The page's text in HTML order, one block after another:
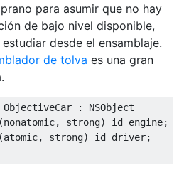
para asumir que no hay
de bajo nivel disponible,
desde el ensamblaje.
de tolva es una gran
ObjectiveCar :
NSObject
(nonatomic, strong) id engine;
(atomic, strong) id driver;